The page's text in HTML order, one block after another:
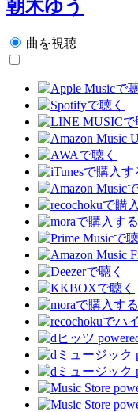
朝木ゆう
曲を視聴